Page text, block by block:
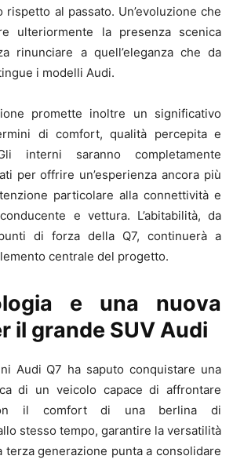
rispetto al passato. Un’evoluzione che
ulteriormente la presenza scenica
rinunciare a quell’eleganza che da
i modelli Audi.
promette inoltre un significativo
di comfort, qualità percepita e
interni saranno completamente
per offrire un’esperienza ancora più
particolare alla connettività e
e vettura. L’abitabilità, da
di forza della Q7, continuerà a
centrale del progetto.
e una nuova
il grande SUV Audi
Audi Q7 ha saputo conquistare una
di un veicolo capace di affrontare
il comfort di una berlina di
stesso tempo, garantire la versatilità
terza generazione punta a consolidare